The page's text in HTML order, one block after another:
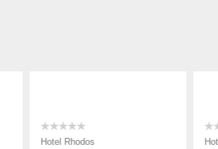
Rhodos Hotel Central